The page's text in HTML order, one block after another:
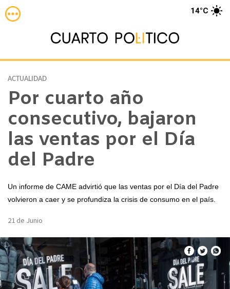
14°C
ACTUALIDAD
Por cuarto año
consecutivo, bajaron
las ventas por el Día
del Padre
Un informe de CAME advirtió que las ventas por el Día del Padre
volvieron a caer y se profundiza la crisis de consumo en el país.
21 de Junio